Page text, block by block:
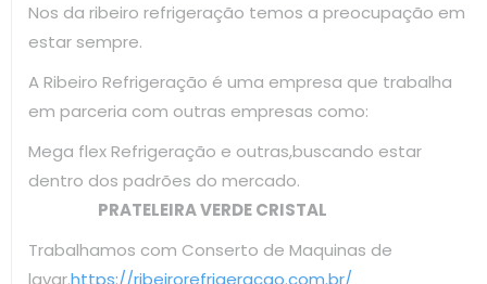
Nos da ribeiro refrigeração temos a preocupação em
estar sempre.
A Ribeiro Refrigeração é uma empresa que trabalha
em parceria com outras empresas como:
Mega flex Refrigeração e outras,buscando estar
dentro dos padrões do mercado.
PRATELEIRA VERDE CRISTAL
Trabalhamos com Conserto de Maquinas de
lavar.https://ribeirorefrigeracao.com.br/